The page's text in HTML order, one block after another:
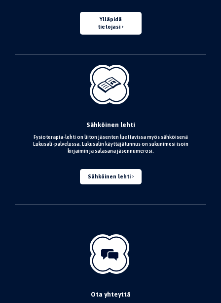
Ylläpidä
tietojasi
Sähköinen lehti
Fysioterapia-lehti on liiton jäsenten luettavissa myös sähköisenä
Lukusali-palvelussa. Lukusalin käyttäjätunnus on sukunimesi isoin
kirjaimin ja salasana jäsennumerosi.
Sähköinen lehti
Ota yhteyttä